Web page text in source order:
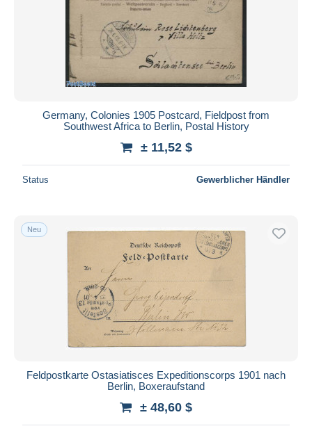
Germany, Colonies 1905 Postcard, Fieldpost from
Southwest Africa to Berlin, Postal History
± 11,52 $
Status Gewerblicher Händler
Neu
Feldpostkarte Ostasiatisces Expeditionscorps 1901 nach
Berlin, Boxeraufstand
± 48,60 $